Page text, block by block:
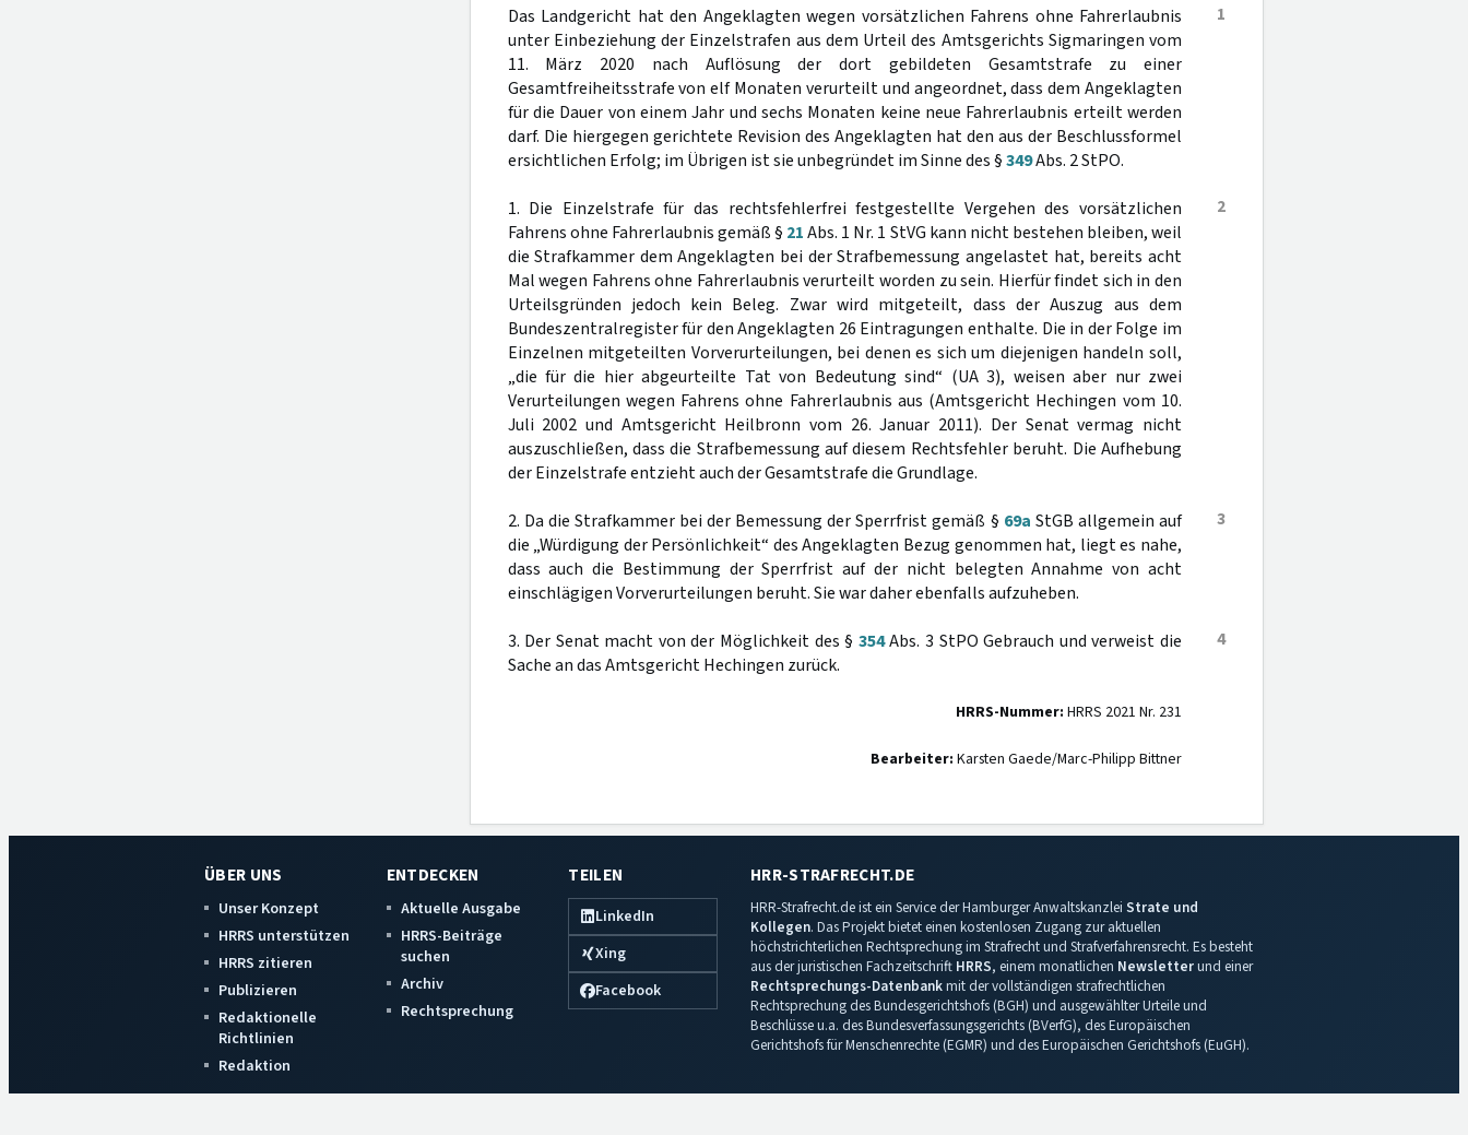
1
Das Landgericht hat den Angeklagten wegen vorsätzlichen Fahrens ohne Fahrerlaubnis
unter Einbeziehung der Einzelstrafen aus dem Urteil des Amtsgerichts Sigmaringen vom
11. März 2020 nach Auflösung der dort gebildeten Gesamtstrafe zu einer
Gesamtfreiheitsstrafe von elf Monaten verurteilt und angeordnet, dass dem Angeklagten
für die Dauer von einem Jahr und sechs Monaten keine neue Fahrerlaubnis erteilt werden
darf. Die hiergegen gerichtete Revision des Angeklagten hat den aus der Beschlussformel
ersichtlichen Erfolg; im Übrigen ist sie unbegründet im Sinne des §349Abs. 2 StPO.
2
1. Die Einzelstrafe für das rechtsfehlerfrei festgestellte Vergehen des vorsätzlichen
Fahrens ohne Fahrerlaubnis gemäß § 21Abs. 1 Nr. 1 StVG kann nicht bestehen bleiben, weil
die Strafkammer dem Angeklagten bei der Strafbemessung angelastet hat, bereits acht
Mal wegen Fahrens ohne Fahrerlaubnis verurteilt worden zu sein. Hierfür findet sich in den
Urteilsgründen jedoch kein Beleg. Zwar wird mitgeteilt, dass der Auszug aus dem
Bundeszentralregister für den Angeklagten 26 Eintragungen enthalte. Die in der Folge im
Einzelnen mitgeteilten Vorverurteilungen, bei denen es sich um diejenigen handeln soll,
„die für die hier abgeurteilte Tat von Bedeutung sind“ (UA 3), weisen aber nur zwei
Verurteilungen wegen Fahrens ohne Fahrerlaubnis aus (Amtsgericht Hechingen vom 10.
Juli 2002 und Amtsgericht Heilbronn vom 26. Januar 2011). Der Senat vermag nicht
auszuschließen, dass die Strafbemessung auf diesem Rechtsfehler beruht. Die Aufhebung
der Einzelstrafe entzieht auch der Gesamtstrafe die Grundlage.
3
2. Da die Strafkammer bei der Bemessung der Sperrfrist gemäß § 69a StGB allgemein auf
die „Würdigung der Persönlichkeit“ des Angeklagten Bezug genommen hat, liegt es nahe,
dass auch die Bestimmung der Sperrfrist auf der nicht belegten Annahme von acht
einschlägigen Vorverurteilungen beruht. Sie war daher ebenfalls aufzuheben.
4
3. Der Senat macht von der Möglichkeit des § 354Abs. 3 StPO Gebrauch und verweist die
Sache an das Amtsgericht Hechingen zurück.
HRRS-Nummer: HRRS 2021 Nr. 231
Bearbeiter: Karsten Gaede/Marc-Philipp Bittner
ÜBER UNS
Unser Konzept
HRRS unterstützen
HRRS zitieren
Publizieren
Redaktionelle
Richtlinien
Redaktion
ENTDECKEN
Aktuelle Ausgabe
HRRS-Beiträge
suchen
Archiv
Rechtsprechung
TEILEN
LinkedIn
Xing
Facebook
HRR-STRAFRECHT.DE
HRR-Strafrecht.de ist ein Service der Hamburger Anwaltskanzlei Strate und
Kollegen. Das Projekt bietet einen kostenlosen Zugang zur aktuellen
höchstrichterlichen Rechtsprechung im Strafrecht und Strafverfahrensrecht. Es besteht
aus der juristischen Fachzeitschrift HRRS, einem monatlichen Newsletterund einer
Rechtsprechungs-Datenbankmit der vollständigen strafrechtlichen
Rechtsprechung des Bundesgerichtshofs (BGH) und ausgewählter Urteile und
Beschlüsse u.a. des Bundesverfassungsgerichts (BVerfG), des Europäischen
Gerichtshofs für Menschenrechte (EGMR) und des Europäischen Gerichtshofs (EuGH).